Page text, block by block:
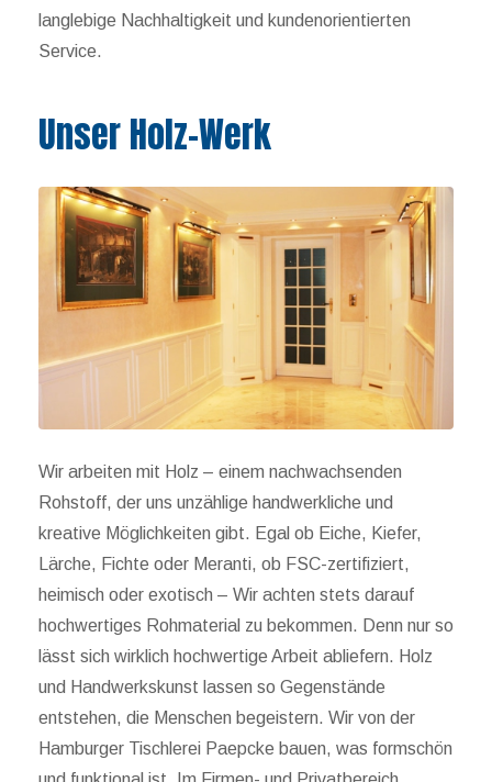
langlebige Nachhaltigkeit und kundenorientierten
Service.
Unser Holz-Werk
Wir arbeiten mit Holz – einem nachwachsenden
Rohstoff, der uns unzählige handwerkliche und
kreative Möglichkeiten gibt. Egal ob Eiche, Kiefer,
Lärche, Fichte oder Meranti, ob FSC-zertifiziert,
heimisch oder exotisch – Wir achten stets darauf
hochwertiges Rohmaterial zu bekommen. Denn nur so
lässt sich wirklich hochwertige Arbeit abliefern. Holz
und Handwerkskunst lassen so Gegenstände
entstehen, die Menschen begeistern. Wir von der
Hamburger Tischlerei Paepcke bauen, was formschön